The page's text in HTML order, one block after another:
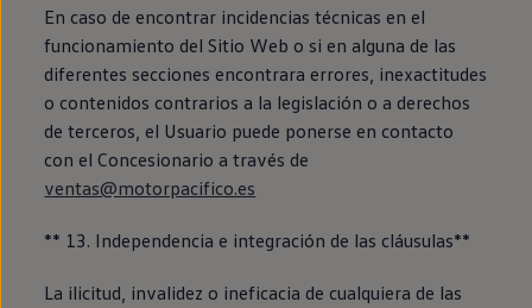
En caso de encontrar incidencias técnicas en el
funcionamiento del Sitio Web o si en alguna de las
diferentes secciones encontrara errores, inexactitudes
o contenidos contrarios a la legislación o a derechos
de terceros, el Usuario puede ponerse en contacto
con el Concesionario a través de
ventas@motorpacifico.es
** 13. Independencia e integración de las cláusulas**
La ilicitud, invalidez o ineficacia de cualquiera de las